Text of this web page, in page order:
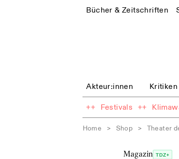
Bücher & Zeitschriften
Akteur:innen Kritiken
++ Festivals ++
Home > Shop > Theater
Magazin TDZ+